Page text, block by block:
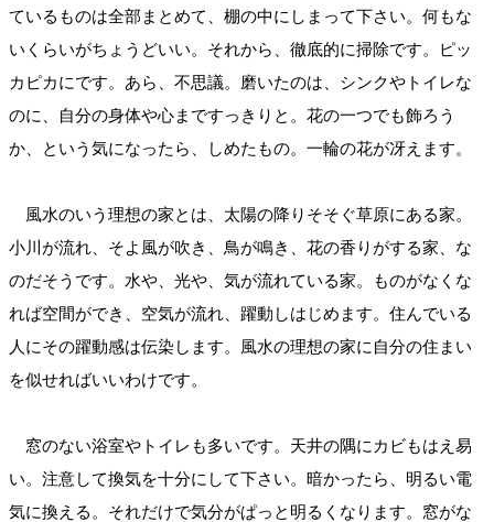
ているものは全部まとめて、棚の中にしまって下さい。何もな
いくらいがちょうどいい。それから、徹底的に掃除です。ピッ
カピカにです。あら、不思議。磨いたのは、シンクやトイレな
のに、自分の身体や心まですっきりと。花の一つでも飾ろう
か、という気になったら、しめたもの。一輪の花が冴えます。
風水のいう理想の家とは、太陽の降りそそぐ草原にある家。
小川が流れ、そよ風が吹き、鳥が鳴き、花の香りがする家、な
のだそうです。水や、光や、気が流れている家。ものがなくな
れば空間ができ、空気が流れ、躍動しはじめます。住んでいる
人にその躍動感は伝染します。風水の理想の家に自分の住まい
を似せればいいわけです。
窓のない浴室やトイレも多いです。天井の隅にカビもはえ易
い。注意して換気を十分にして下さい。暗かったら、明るい電
気に換える。それだけで気分がぱっと明るくなります。窓がな